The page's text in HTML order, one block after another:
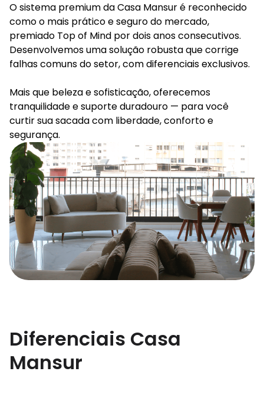
O sistema premium da Casa Mansur é reconhecido
como o mais prático e seguro do mercado,
premiado Top of Mind por dois anos consecutivos.
Desenvolvemos uma solução robusta que corrige
falhas comuns do setor, com diferenciais exclusivos.
Mais que beleza e sofisticação, oferecemos
tranquilidade e suporte duradouro — para você
curtir sua sacada com liberdade, conforto e
segurança.
Diferenciais Casa
Mansur